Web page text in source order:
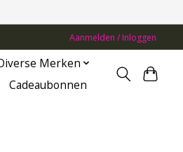
Aanmelden / Inloggen
Merken
Cadeaubonnen